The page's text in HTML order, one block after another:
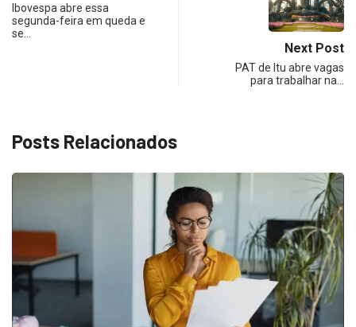
Ibovespa abre essa
segunda-feira em queda e
se…
Next Post
PAT de Itu abre vagas
para trabalhar na…
Posts Relacionados